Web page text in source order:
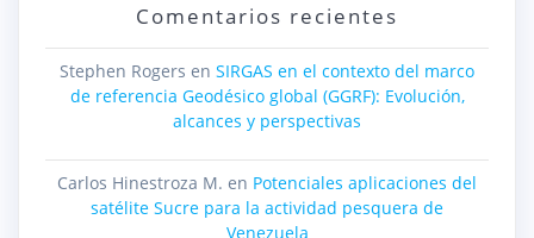
Comentarios recientes
Stephen Rogers en SIRGAS en el contexto del marco
de referencia Geodésico global (GGRF): Evolución,
alcances y perspectivas
Carlos Hinestroza M. en Potenciales aplicaciones del
satélite Sucre para la actividad pesquera de
Venezuela